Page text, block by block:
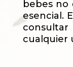
bebes no
esencial.
cualquier